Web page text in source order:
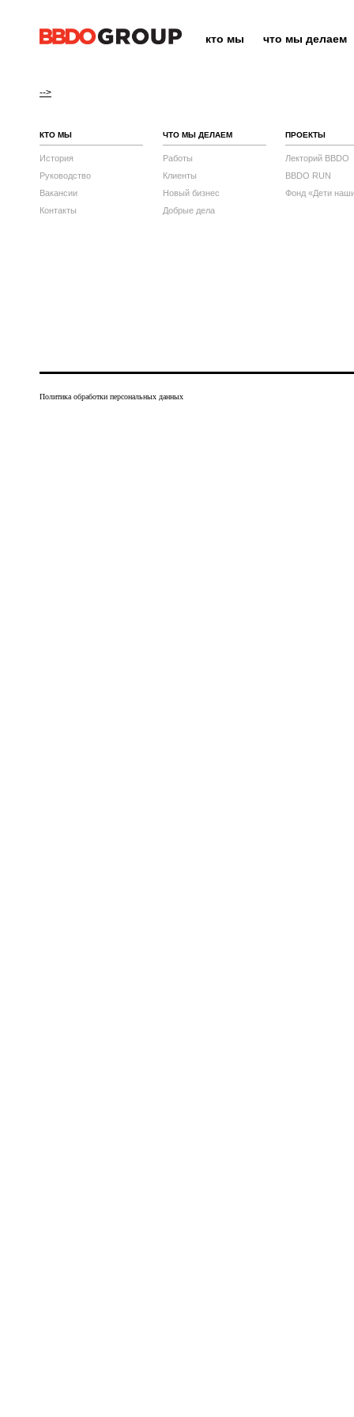
кто мы что мы делаем
-->
КТО МЫ
История
Руководство
Вакансии
Контакты
ЧТО МЫ ДЕЛАЕМ
Работы
Клиенты
Новый бизнес
Добрые дела
ПРОЕКТЫ
Лекторий BBDO
BBDO RUN
Фонд «Дети
Политика обработки персональных данных